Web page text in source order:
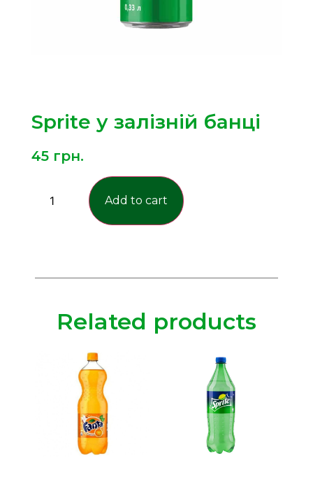
Sprite у залізній банці
45 грн.
Add to cart
Related products